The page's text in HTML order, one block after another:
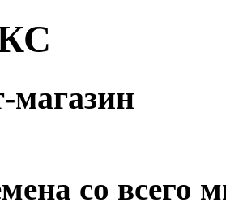
магазин
со всего